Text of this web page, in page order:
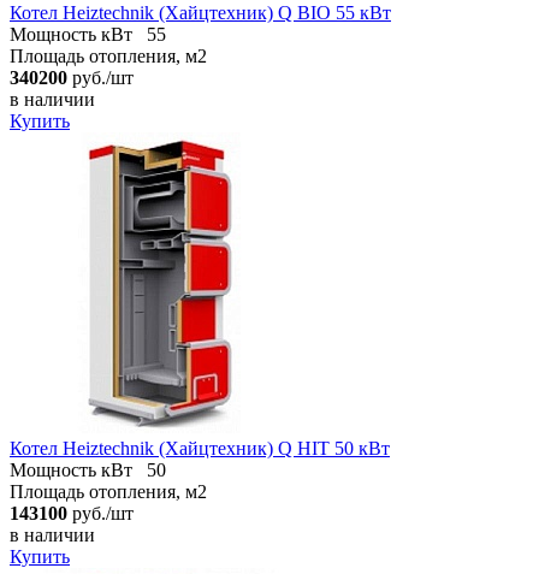
Котел Heiztechnik (Хайцтехник) Q BIO 55 кВт
Мощность кВт
55
Площадь отопления, м2
340200 руб./шт
в наличии
Купить
Котел Heiztechnik (Хайцтехник) Q HIT 50 кВт
Мощность кВт
50
Площадь отопления, м2
143100 руб./шт
в наличии
Купить